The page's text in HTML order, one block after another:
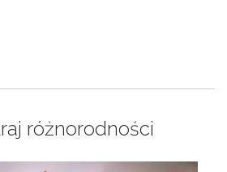
różnorodności